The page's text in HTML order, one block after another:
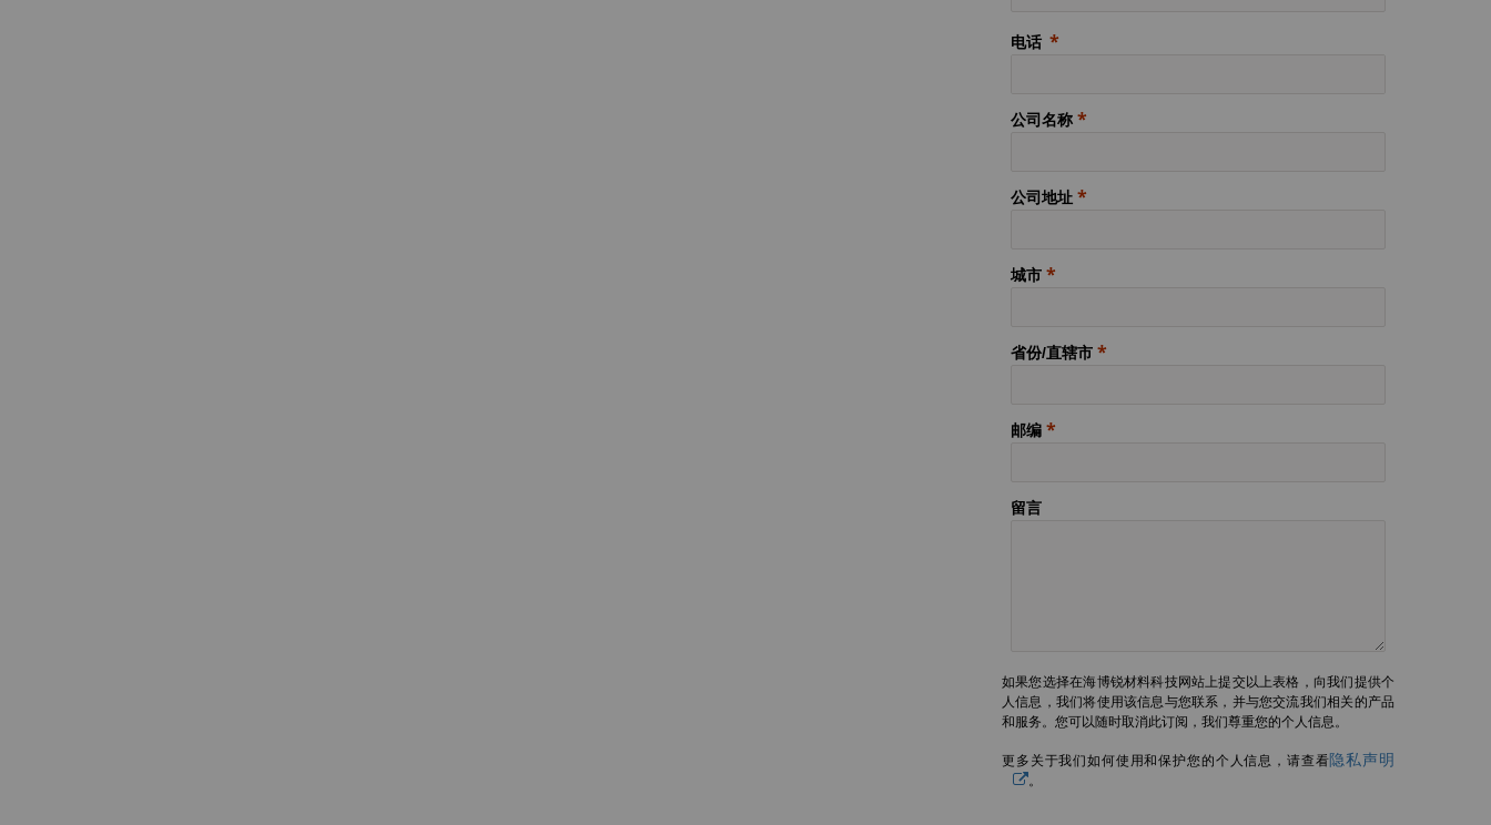
电话
公司名称
公司地址
城市
省份/直辖市
邮编
留言
如果您选择在海博锐材料科技网站上提交以上表格，向我们提供个
人信息，我们将使用该信息与您联系，并与您交流我们相关的产品
和服务。您可以随时取消此订阅，我们尊重您的个人信息。
更多关于我们如何使用和保护您的个人信息，请查看隐私声明
。